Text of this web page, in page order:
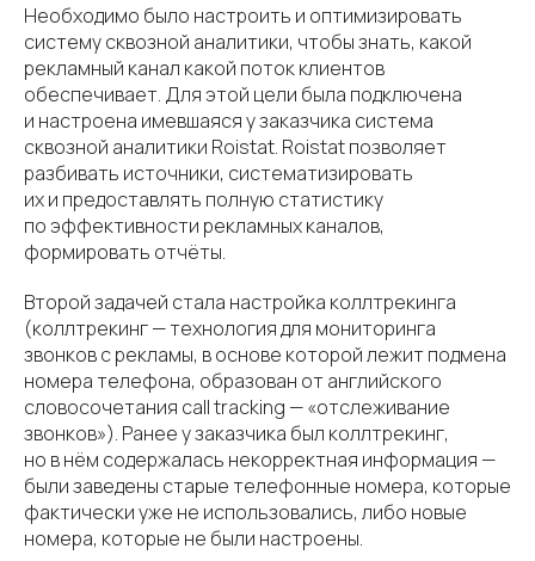
Необходимо было настроить и оптимизировать
систему сквозной аналитики, чтобы знать, какой
рекламный канал какой поток клиентов
обеспечивает. Для этой цели была подключена
и настроена имевшаяся у заказчика система
сквозной аналитики Roistat. Roistat позволяет
разбивать источники, систематизировать
их и предоставлять полную статистику
по эффективности рекламных каналов,
формировать отчёты.
Второй задачей стала настройка коллтрекинга
(коллтрекинг — технология для мониторинга
звонков с рекламы, в основе которой лежит подмена
номера телефона, образован от английского
словосочетания call tracking — «отслеживание
звонков»). Ранее у заказчика был коллтрекинг,
но в нём содержалась некорректная информация —
были заведены старые телефонные номера, которые
фактически уже не использовались, либо новые
номера, которые не были настроены.